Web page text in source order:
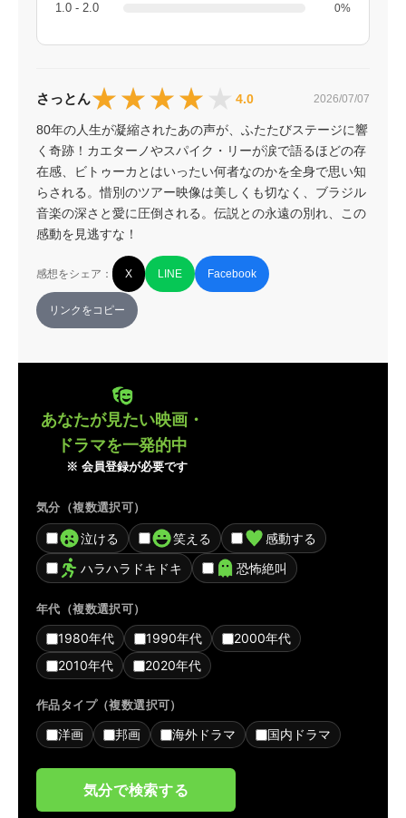
1.0 - 2.0 0%
さっとん★★★★★
★★★★★ 4.0 2026/07/07
80年の人生が凝縮されたあの声が、ふたたびステージに響
く奇跡！カエターノやスパイク・リーが涙で語るほどの存
在感、ビトゥーカとはいったい何者なのかを全身で思い知
らされる。惜別のツアー映像は美しくも切なく、ブラジル
音楽の深さと愛に圧倒される。伝説との永遠の別れ、この
感動を見逃すな！
感想をシェア： X LINE Facebook
リンクをコピー
あなたが見たい映画・
ドラマを一発的中
※ 会員登録が必要です
気分（複数選択可）
泣ける 笑える
感動する
ハラハラドキドキ
恐怖絶叫
年代（複数選択可）
1980年代 1990年代
2000年代
2010年代
2020年代
作品タイプ（複数選択可）
洋画 邦画 海外ドラマ 国内ドラマ
気分で検索する